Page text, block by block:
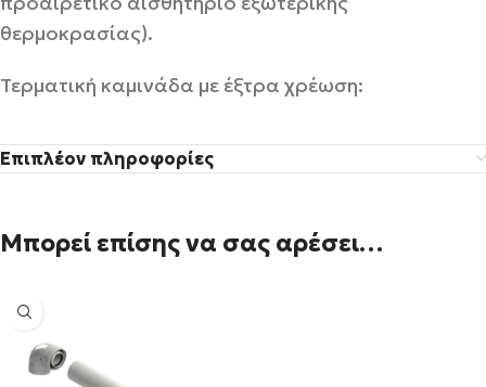
θερμοκρασίας).
Τερματική καμινάδα με έξτρα χρέωση:
Επιπλέον πληροφορίες
Μπορεί επίσης να σας αρέσει…